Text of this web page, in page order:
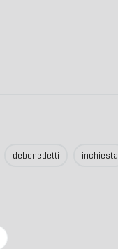
debenedetti inchiesta